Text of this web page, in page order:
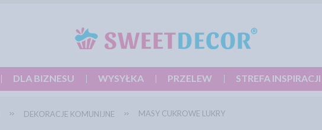
DLA BIZNESU WYSYŁKA PRZELEW STREFA INSPIRACJI
DEKORACJE KOMUNIJNE MASY CUKROWE LUKRY